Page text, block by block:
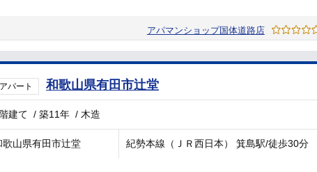
アパマンショップ国体道路店
アパート 和歌山県有田市辻堂
建て /築11年 / 木造
歌山県有田市辻堂 紀勢本線（ＪＲ西日本） 箕島駅/徒歩30分